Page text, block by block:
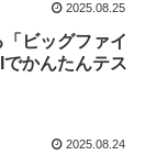
2025.08.25
ビッグファイ
かんたんテス
2025.08.24